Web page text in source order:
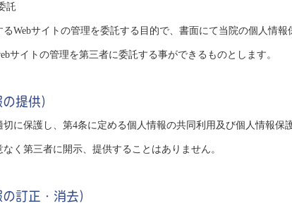
託
Webサイトの管理を委託する目的で、書面にて当院の個人情
サイトの管理を第三者に委託する事ができるものとします。
提供）
切に保護し、第4条に定める個人情報の共同利用及び個人情報
く第三者に開示、提供することはありません。
訂正・消去）